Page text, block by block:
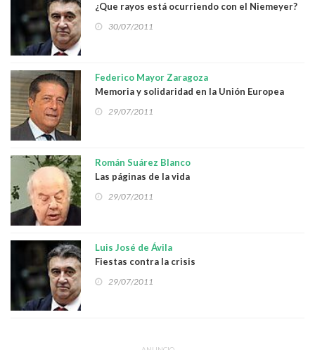
¿Que rayos está ocurriendo con el Niemeyer?
30/07/2011
Federico Mayor Zaragoza
Memoria y solidaridad en la Unión Europea
29/07/2011
Román Suárez Blanco
Las páginas de la vida
29/07/2011
Luis José de Ávila
Fiestas contra la crisis
29/07/2011